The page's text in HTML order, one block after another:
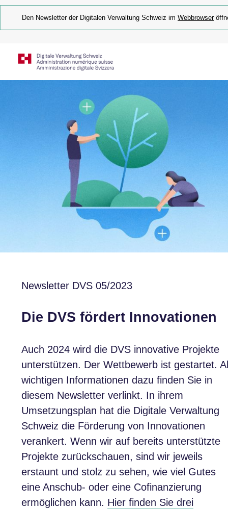
Den Newsletter der Digitalen Verwaltung Schweiz im Webbrowser
Newsletter DVS 05/2023
Die DVS fördert Innovationen
Auch 2024 wird die DVS innovative Projekte
unterstützen. Der Wettbewerb ist gestartet.
wichtigen Informationen dazu finden Sie in
diesem Newsletter verlinkt. In ihrem
Umsetzungsplan hat die Digitale Verwaltung
Schweiz die Förderung von Innovationen
verankert. Wenn wir auf bereits unterstützte
Projekte zurückschauen, sind wir jeweils
erstaunt und stolz zu sehen, wie viel Gutes
eine Anschub- oder eine Cofinanzierung
ermöglichen kann. Hier finden Sie drei